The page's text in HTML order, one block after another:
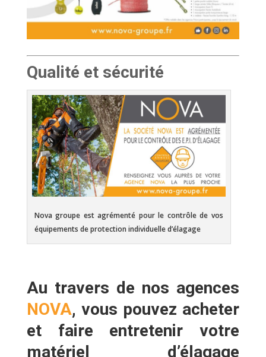
Qualité et sécurité
Nova groupe est agrémenté pour le contrôle de vos
équipements de protection individuelle d’élagage
Au travers de nos agences
NOVA, vous pouvez acheter
et faire entretenir votre
matériel d’élagage